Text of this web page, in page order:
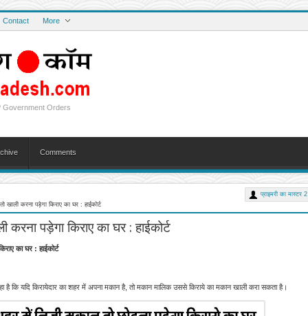
Contact More
Government Orders
Comments
खाली करना पड़ेगा किराए का घर : हाईकोर्ट
करना पड़ेगा किराए का घर : हाईकोर्ट
प्राइमरी का मास्टर 2
का घर : हाईकोर्ट
है कि यदि किरायेदार का शहर में अपना मकान है, तो मकान मालिक उससे किराये का मकान खाली करा सकता है।